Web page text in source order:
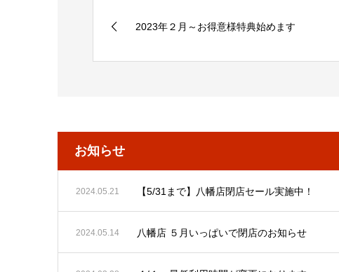
2023年２月～お得意様特典始めます
お知らせ
2024.05.21 【5/31まで】八幡店閉店セール実施中！
2024.05.14 八幡店 ５月いっぱいで閉店のお知らせ